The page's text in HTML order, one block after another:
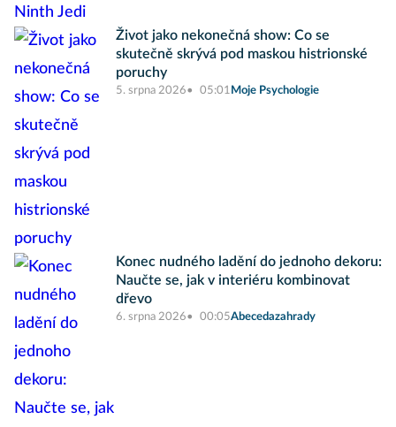
Život jako nekonečná show: Co se
skutečně skrývá pod maskou histrionské
poruchy
5. srpna 2026 05:01 Moje Psychologie
Konec nudného ladění do jednoho dekoru:
Naučte se, jak v interiéru kombinovat
dřevo
6. srpna 2026 00:05Abecedazahrady